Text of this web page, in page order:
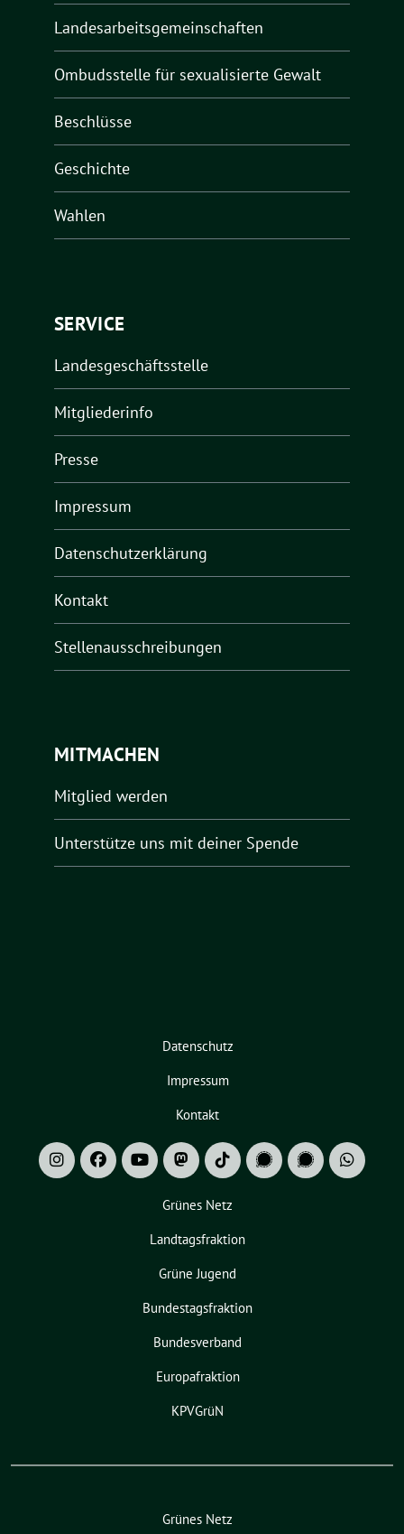
Landesarbeitsgemeinschaften
Ombudsstelle für sexualisierte Gewalt
Beschlüsse
Geschichte
Wahlen
SERVICE
Landesgeschäftsstelle
Mitgliederinfo
Presse
Impressum
Datenschutzerklärung
Kontakt
Stellenausschreibungen
MITMACHEN
Mitglied werden
Unterstütze uns mit deiner Spende
Datenschutz
Impressum
Kontakt
Grünes Netz
Landtagsfraktion
Grüne Jugend
Bundestagsfraktion
Bundesverband
Europafraktion
KPVGrüN
Grünes Netz